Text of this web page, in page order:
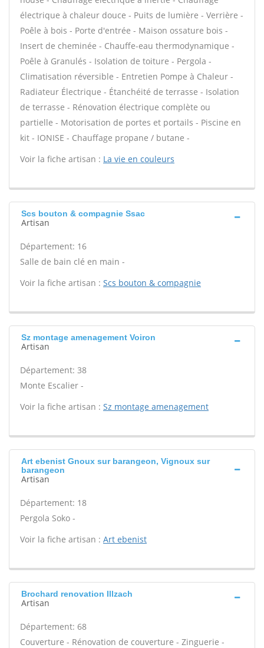
électrique à chaleur douce - Puits de lumière - Verrière -
Poêle à bois - Porte d'entrée - Maison ossature bois -
Insert de cheminée - Chauffe-eau thermodynamique -
Poêle à Granulés - Isolation de toiture - Pergola -
Climatisation réversible - Entretien Pompe à Chaleur -
Radiateur Électrique - Étanchéité de terrasse - Isolation
de terrasse - Rénovation électrique complète ou
partielle - Motorisation de portes et portails - Piscine en
kit - IONISE - Chauffage propane / butane -
Voir la fiche artisan : La vie en couleurs
Scs bouton & compagnie Ssac
Artisan
Département: 16
Salle de bain clé en main -
Voir la fiche artisan : Scs bouton & compagnie
Sz montage amenagement Voiron
Artisan
Département: 38
Monte Escalier -
Voir la fiche artisan : Sz montage amenagement
Art ebenist Gnoux sur barangeon, Vignoux sur
barangeon
Artisan
Département: 18
Pergola Soko -
Voir la fiche artisan : Art ebenist
Brochard renovation Illzach
Artisan
Département: 68
Couverture - Rénovation de couverture - Zinguerie -